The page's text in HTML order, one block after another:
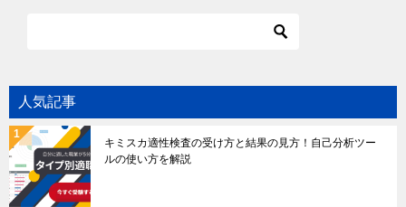
人気記事
キミスカ適性検査の受け方と結果の見方！自己分析ツー
ルの使い方を解説